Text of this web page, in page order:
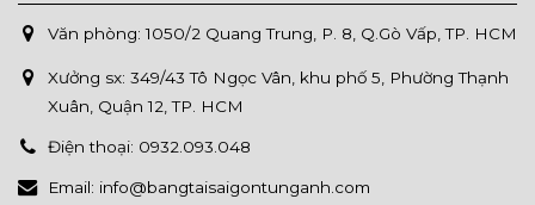
Văn phòng: 1050/2 Quang Trung, P. 8, Q.Gò Vấp, TP. HCM
Xưởng sx: 349/43 Tô Ngọc Vân, khu phố 5, Phường Thạnh
Xuân, Quận 12, TP. HCM
Điện thoại: 0932.093.048
Email: info@bangtaisaigontunganh.com